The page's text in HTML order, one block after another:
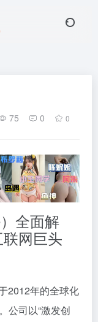
75 0 0
全面解
网巨头
2012年的全球化
公司以“激发创